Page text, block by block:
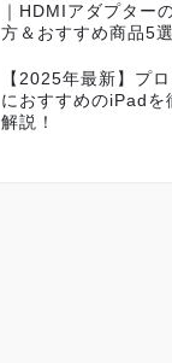
｜HDMIアダプター
方＆おすすめ商品5選
【2025年最新】プ
におすすめのiPadを
解説！